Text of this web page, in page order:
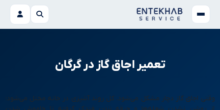
تعمیر اجاق گاز در گرگان
وقتی اجاق گاز دچار مشکل می‌شود، کل روند آشپزی در خانه مختل می‌شود؛